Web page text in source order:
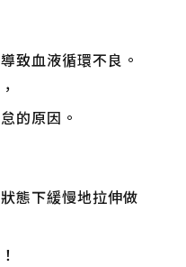
致血液循環不良。
的原因。
態下緩慢地拉伸做